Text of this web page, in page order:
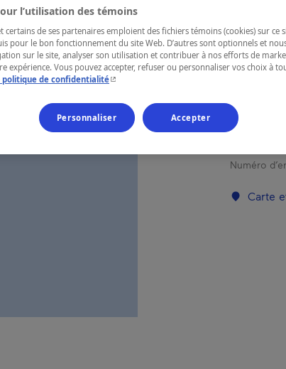
RÉGION
Numéro
Carte
l’utilisation des témoins
certains de ses partenaires emploient des fichiers témoins (cookies) sur ce
pour le bon fonctionnement du site Web. D’autres sont optionnels et
sur le site, analyser son utilisation et contribuer à nos efforts de
expérience. Vous pouvez accepter, refuser ou personnaliser vos choix à
politique de confidentialité- Cet hyperlien s'ouvrira dans une nouvelle
Personnaliser Accepter